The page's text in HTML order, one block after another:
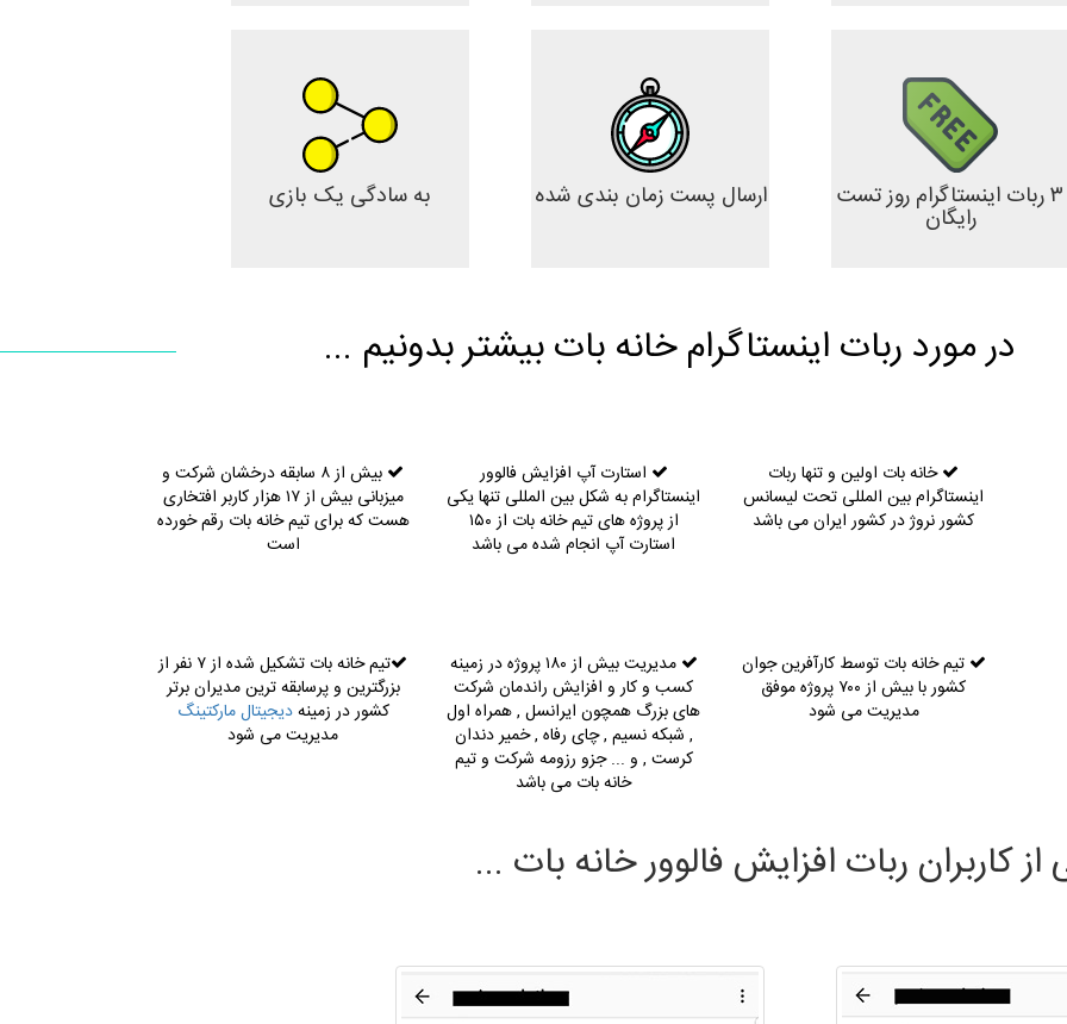
۳ ربات اینستاگرام روز تست
رایگان
ارسال پست زمان بندی شده به سادگی یک بازی
در مورد ربات اینستاگرام خانه بات بیشتر بدونیم ...
خانه بات اولین و تنها ربات
اینستاگرام بین المللی تحت لیسانس
کشور نروژ در کشور ایران می باشد
استارت آپ افزایش فالوور
اینستاگرام به شکل بین المللی تنها یکی
از پروژه های تیم خانه بات از ۱۵۰
استارت آپ انجام شده می باشد
بیش از ۸ سابقه درخشان شرکت و
میزبانی بیش از ۱۷ هزار کاربر افتخاری
هست که برای تیم خانه بات رقم خورده
است
تیم خانه بات توسط کارآفرین جوان
کشور با بیش از ۷۰۰ پروژه موفق
مدیریت می شود
مدیریت بیش از ۱۸۰ پروژه در زمینه
کسب و کار و افزایش راندمان شرکت
های بزرگ همچون ایرانسل , همراه اول
, شبکه نسیم , چای رفاه , خمیر دندان
کرست , و ... جزو رزومه شرکت و تیم
خانه بات می باشد
تیم خانه بات تشکیل شده از ۷ نفر از
بزرگترین و پرسابقه ترین مدیران برتر
کشور در زمینهدیجیتال مارکتینگ
مدیریت می شود
کاربران ربات افزایش فالوور خانه بات ...